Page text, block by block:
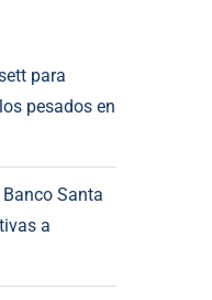
para
pesados en
Santa
a